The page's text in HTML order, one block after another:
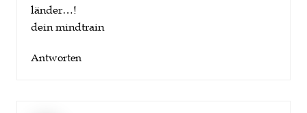
länder…!
dein mindtrain
Antworten